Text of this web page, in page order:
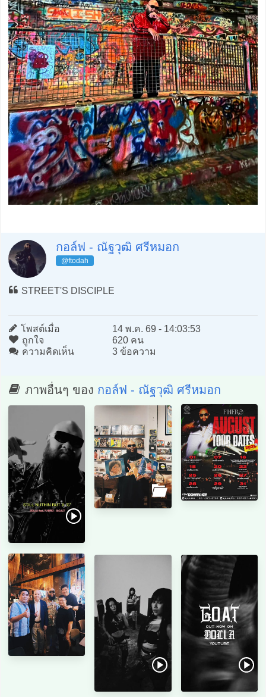
กอล์ฟ - ณัฐวุฒิ ศรีหมอก
@ftodah
STREET'S DISCIPLE
โพสต์เมื่อ
14 พ.ค. 69 - 14:03:53
ถูกใจ
620 คน
ความคิดเห็น
3 ข้อความ
ภาพอื่นๆ ของ กอล์ฟ - ณัฐวุฒิ ศรีหมอก